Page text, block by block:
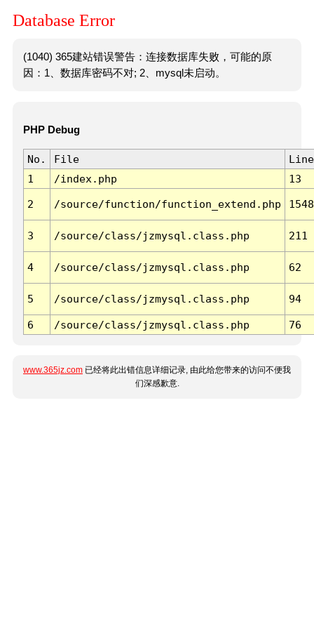
Database Error
(1040) 365建站错误警告：连接数据库失败，可能的原
因：1、数据库密码不对; 2、mysql未启动。
PHP Debug
No. File
Line
1
/index.php 13
2 /source/function/function_extend.php 1548
3 /source/class/jzmysql.class.php 211
4 /source/class/jzmysql.class.php 62
5 /source/class/jzmysql.class.php 94
6 /source/class/jzmysql.class.php 76
www.365jz.com 已经将此出错信息详细记录, 由此给您带来的访问不便我
们深感歉意.